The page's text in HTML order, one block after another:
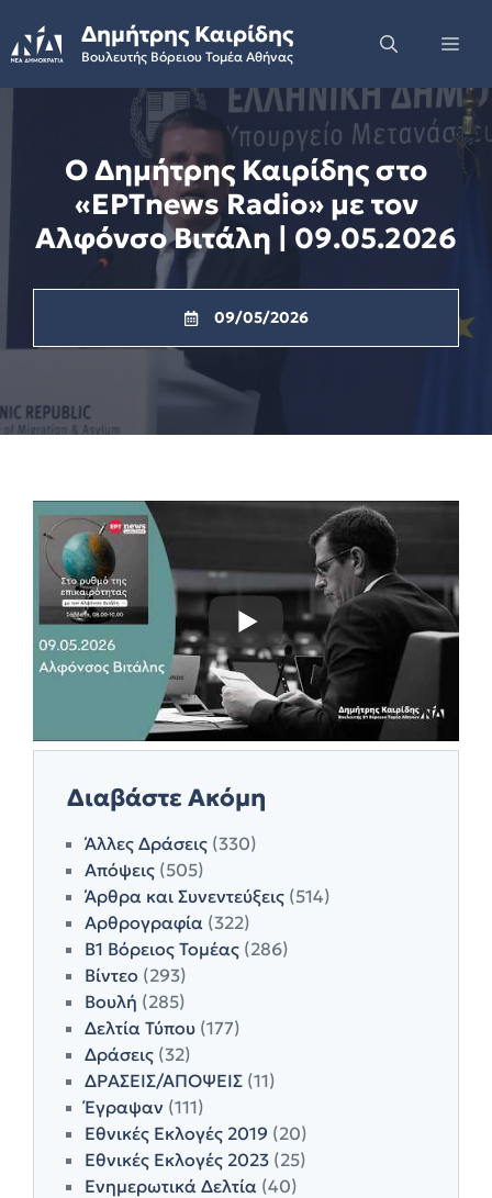
to
content
Δημήτρης Καιρίδης
Βουλευτής Βόρειου Τομέα Αθήνας
Ο Δημήτρης Καιρίδης στο
«ΕΡΤnews Radio» με τον
Αλφόνσο Βιτάλη | 09.05.2026
09/05/2026
Διαβάστε Ακόμη
Άλλες Δράσεις (330)
Απόψεις (505)
Άρθρα και Συνεντεύξεις (514)
Αρθρογραφία (322)
Β1 Βόρειος Τομέας (286)
Βίντεο (293)
Βουλή (285)
Δελτία Τύπου (177)
Δράσεις (32)
ΔΡΑΣΕΙΣ/ΑΠΟΨΕΙΣ (11)
Έγραψαν (111)
Εθνικές Εκλογές 2019 (20)
Εθνικές Εκλογές 2023 (25)
Ενημερωτικά Δελτία (40)